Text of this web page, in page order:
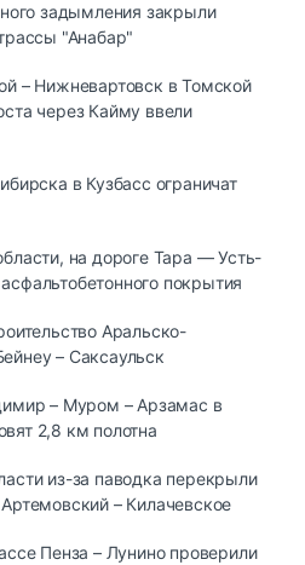
задымления закрыли
"Анабар"
– Нижневартовск в Томской
через Кайму ввели
в Кузбасс ограничат
на дороге Тара — Усть-
покрытия
Аральско-
– Саксаульск
– Муром – Арзамас в
2,8 км полотна
из-за паводка перекрыли
– Килачевское
Пенза – Лунино проверили